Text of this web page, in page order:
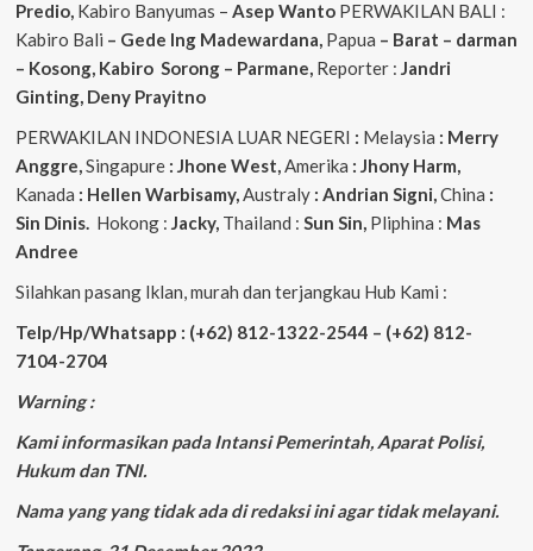
Predio, Kabiro Banyumas – Asep WantoPERWAKILAN BALI :
Kabiro Bali – Gede Ing Madewardana, Papua – Barat – darman
– Kosong, Kabiro Sorong – Parmane, Reporter : Jandri
Ginting, Deny Prayitno
PERWAKILAN INDONESIA LUAR NEGERI : Melaysia : Merry
Anggre,Singapure: Jhone West,Amerika : Jhony Harm,
Kanada : Hellen Warbisamy,Australy : Andrian Signi,China :
Sin Dinis. Hokong : Jacky, Thailand : Sun Sin, Pliphina : Mas
Andree
Silahkan pasang Iklan, murah dan terjangkau Hub Kami :
Telp/Hp/Whatsapp : (+62) 812-1322-2544 – (+62) 812-
7104-2704
Warning :
Kami informasikan pada Intansi Pemerintah, Aparat Polisi,
Hukum dan TNI.
Nama yang yang tidak ada di redaksi ini agar tidak melayani.